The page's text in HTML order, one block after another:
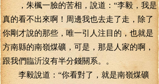
，朱楓一臉的苦相，說道：“李毅，我是
真的看不出來啊！周邊我也去走了走，除了
你剛才說的那些，唯一引人注目的，也就是
方南縣的南嶺煤礦，可是，那是人家的啊，
跟我們臨沂沒有半分錢關系。。
李毅說道：“你看對了，就是南嶺煤礦